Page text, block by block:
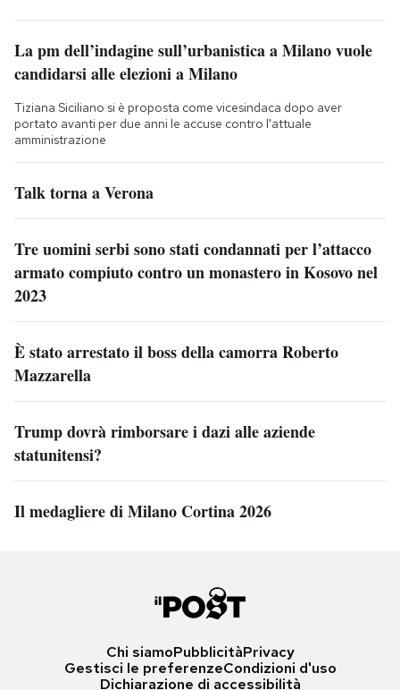
La pm dell’indagine sull’urbanistica a Milano vuole
candidarsi alle elezioni a Milano
Tiziana Siciliano si è proposta come vicesindaca dopo aver
portato avanti per due anni le accuse contro l'attuale
amministrazione
Talk torna a Verona
Tre uomini serbi sono stati condannati per l’attacco
armato compiuto contro un monastero in Kosovo nel
2023
È stato arrestato il boss della camorra Roberto
Mazzarella
Trump dovrà rimborsare i dazi alle aziende
statunitensi?
Il medagliere di Milano Cortina 2026
Chi siamoPubblicitàPrivacy
Gestisci le preferenzeCondizioni d'uso
Dichiarazione di accessibilità